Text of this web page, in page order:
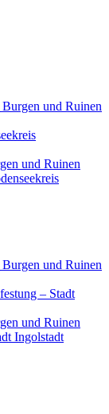
und Ruinen
und Ruinen
und Ruinen
– Stadt
und Ruinen
Ingolstadt